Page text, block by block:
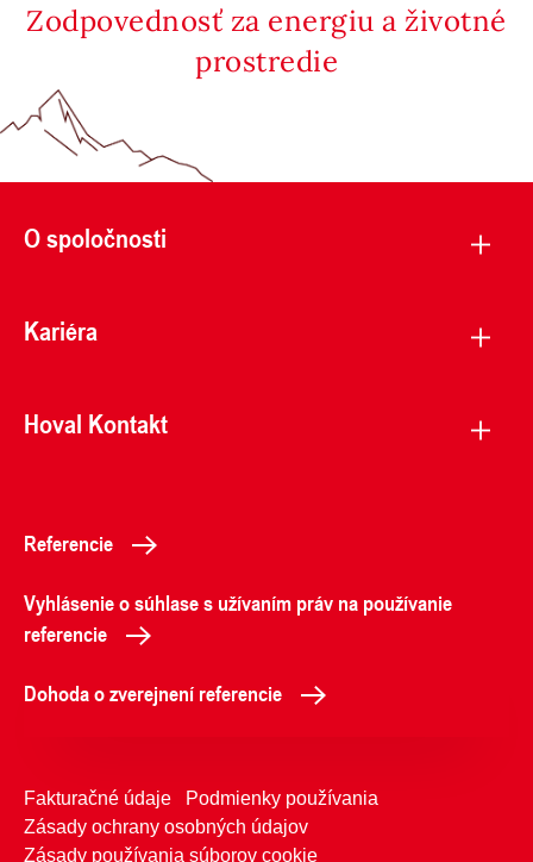
Zodpovednosť za energiu a životné
prostredie
O spoločnosti
Kariéra
Hoval Kontakt
Referencie
Vyhlásenie o súhlase s užívaním práv na používanie
referencie
Dohoda o zverejnení referencie
Fakturačné údaje
Podmienky používania
Zásady ochrany osobných údajov
Zásady používania súborov cookie